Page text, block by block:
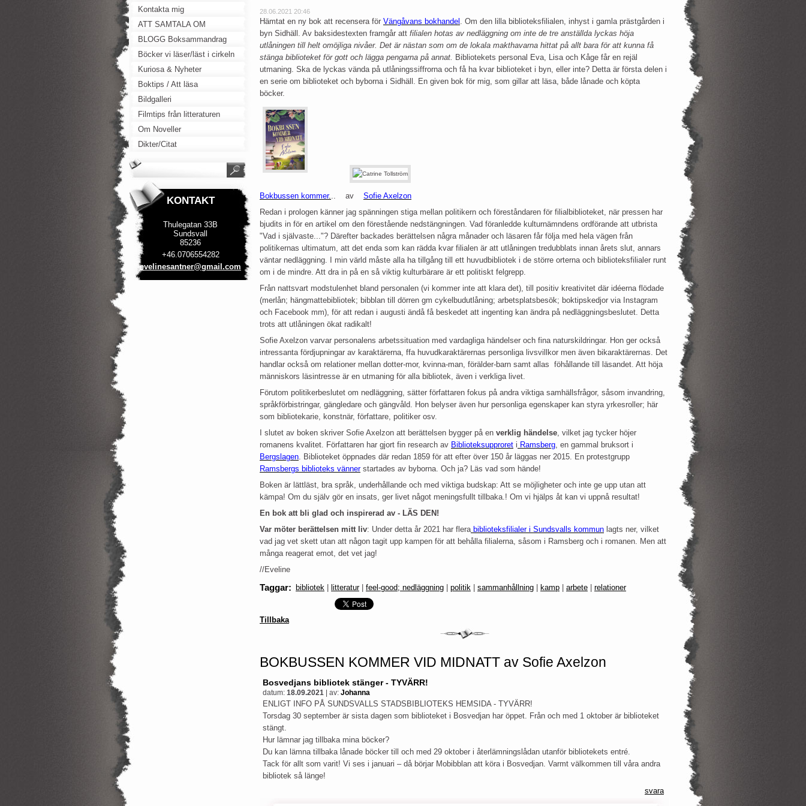
28.06.2021 20:46
Hämtat en ny bok att recensera för Vängåvans bokhandel . Om den lilla biblioteksfilialen, inhyst i gamla prästgården i
byn Sidhäll. Av baksidestexten framgår att filialen hotas av nedläggning om inte de tre anställda lyckas höja
utlåningen till helt omöjliga nivåer. Det är nästan som om de lokala makthavarna hittat på allt bara för att kunna få
stänga biblioteket för gott och lägga pengarna på annat. Bibliotekets personal Eva, Lisa och Kåge får en rejäl
utmaning. Ska de lyckas vända på utlåningssiffrorna och få ha kvar biblioteket i byn, eller inte? Detta är första delen i
en serie om biblioteket och byborna i Sidhäll. En given bok för mig, som gillar att läsa, både lånade och köpta
böcker.
Bokbussen kommer... av
Sofie Axelzon
Redan i prologen känner jag spänningen stiga mellan politikern och föreståndaren för filialbiblioteket, när pressen har
bjudits in för en artikel om den förestående nedstängningen. Vad föranledde kulturnämndens ordförande att utbrista
"Vad i självaste..."? Därefter backades berättelsen några månader och läsaren får följa med hela vägen från
politikernas ultimatum, att det enda som kan rädda kvar filialen är att utlåningen tredubblats innan årets slut, annars
väntar nedläggning.
I min värld måste alla ha tillgång till ett huvudbibliotek i de större orterna och biblioteksfilialer runt
om i de mindre. Att dra in på en så viktig kulturbärare är ett politiskt felgrepp.
Från nattsvart modstulenhet bland personalen (vi kommer inte att klara det), till positiv kreativitet där idéerna flödade
(merlån; hängmattebibliotek; bibblan till dörren gm cykelbudutlåning; arbetsplatsbesök; boktipskedjor via Instagram
och Facebook mm), för att redan i augusti ändå få beskedet att ingenting kan ändra på nedläggningsbeslutet. Detta
trots att utlåningen ökat radikalt!
Sofie Axelzon varvar personalens arbetssituation med vardagliga händelser och fina naturskildringar. Hon ger också
intressanta fördjupningar av karaktärerna, ffa huvudkaraktärernas personliga livsvillkor men även bikaraktärernas. Det
handlar också om relationer mellan dotter-mor, kvinna-man, förälder-barn samt allas föhållande till läsandet. Att höja
människors läsintresse är en utmaning för alla bibliotek, även i verkliga livet.
Förutom politikerbeslutet om nedläggning, sätter författaren fokus på andra viktiga samhällsfrågor, såsom invandring,
språkförbistringar, gängledare och gängvåld. Hon belyser även hur personliga egenskaper kan styra yrkesroller; här
som bibliotekarie, konstnär, författare, politiker osv.
I slutet av boken skriver Sofie Axelzon att berättelsen bygger på en verklig händelse, vilket jag tycker höjer
romanens kvalitet. Författaren har gjort fin research av Biblioteksupproret i Ramsberg, en gammal bruksort i
Bergslagen. Biblioteket öppnades där redan 1859 för att efter över 150 år läggas ner 2015. En protestgrupp
Ramsbergs biblioteks vännerstartades av byborna. Och ja? Läs vad som hände!
Boken är lättläst, bra språk, underhållande och med viktiga budskap: Att se möjligheter och inte ge upp utan att
kämpa! Om du själv gör en insats, ger livet något meningsfullt tillbaka.! Om vi hjälps åt kan vi uppnå resultat!
En bok att bli glad och inspirerad av - LÄS DEN!
Var möter berättelsen mitt liv: Under detta år 2021 har flerabiblioteksfilialer i Sundsvalls kommun lagts ner, vilket
vad jag vet skett utan att någon tagit upp kampen för att behålla filialerna, såsom i Ramsberg och i romanen. Men att
många reagerat emot, det vet jag!
//Eveline
Taggar: bibliotek litteratur feel-good; nedläggning politik sammanhållning kamp arbete relationer
Tillbaka
BOKBUSSEN KOMMER VID MIDNATT av Sofie Axelzon
Bosvedjans bibliotek stänger - TYVÄRR!
datum: 18.09.2021 av: Johanna
ENLIGT INFO PÅ SUNDSVALLS STADSBIBLIOTEKS HEMSIDA - TYVÄRR!
Torsdag 30 september är sista dagen som biblioteket i Bosvedjan har öppet. Från och med 1 oktober är biblioteket
stängt.
Hur lämnar jag tillbaka mina böcker?
Du kan lämna tillbaka lånade böcker till och med 29 oktober i återlämningslådan utanför bibliotekets entré.
Tack för allt som varit! Vi ses i januari – då börjar Mobibblan att köra i Bosvedjan. Varmt välkommen till våra andra
bibliotek så länge!
svara
Kontakta mig
ATT SAMTALA OM
BLOGG Boksammandrag
Böcker vi läser/läst i cirkeln
Kuriosa & Nyheter
Boktips / Att läsa
Bildgalleri
Filmtips från litteraturen
Om Noveller
Dikter/Citat
KONTAKT
Thulegatan 33B
Sundsvall
85236
+46.0706554282
evelinesantner@gmail.com